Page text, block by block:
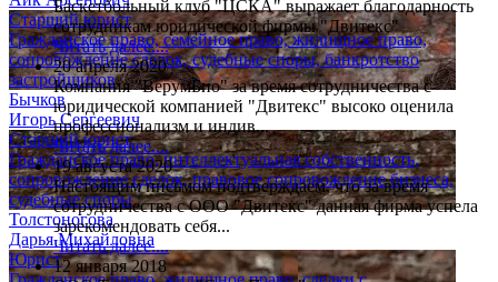
Старший юрист
Гражданское право, семейное право, жилищное право,
сопровождение сделок, судебные споры, банкротство
застройщиков
Бычков
Игорь Сергеевич
Старший юрист
Гражданское право, интеллектуальная собственность,
сопровождение сделок, правовое сопровождение бизнеса,
судебные споры
Толстоногова
Дарья Михайловна
Юрист
Баскетбольный клуб "ЦСКА" выражает благодарность
сотрудникам юридической фирмы "Двитекс"
Читать далее....
20 апреля 2020
Компания "ВерумБио" за время сотрудничества с
юридической компанией "Двитекс" высоко оценила
профессионализм и индив...
Читать далее....
19 августа 2020
Настоящим письмом подтверждаем, что за время
сотрудничества с ООО "Двитекс" данная фирма успела
зарекомендовать себя...
Читать далее....
12 января 2018